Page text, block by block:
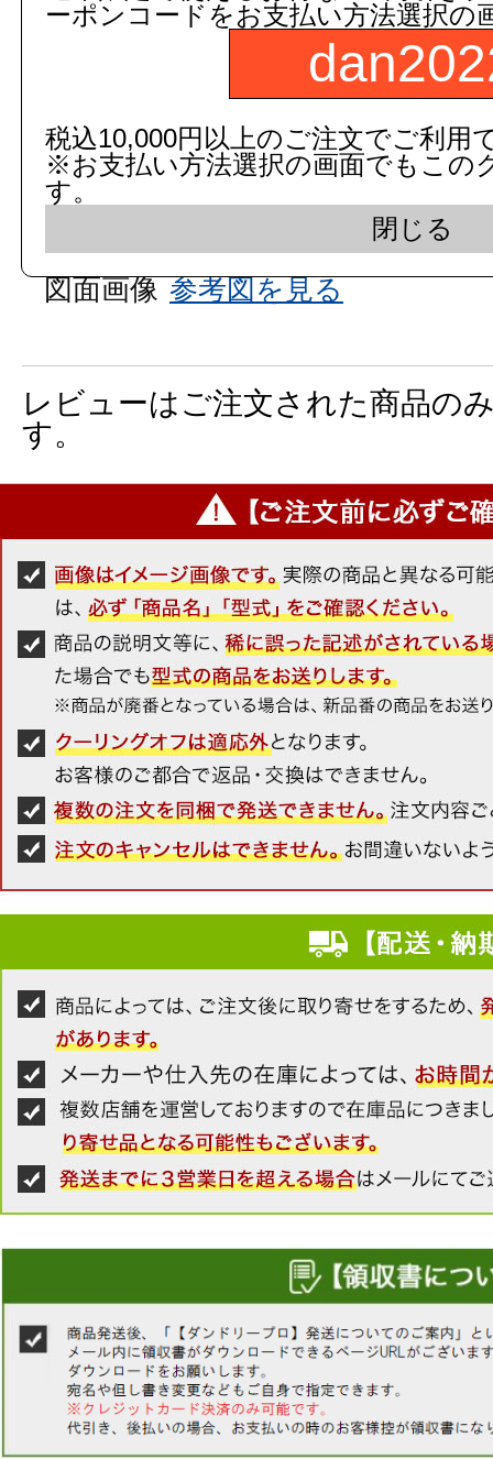
数量
前方ボード(はね上げタ
図面画像 参考図を見る
レビューはご注文された商品の
す。
ーポンコードをお支払い方法選択の
税込10,000円以上のご注文でご利用
※お支払い方法選択の画面でもこの
す。
閉じる